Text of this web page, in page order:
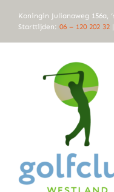
naar
Koningin Julianaweg 156a,
Starttijden: 06 – 120 202 32 |